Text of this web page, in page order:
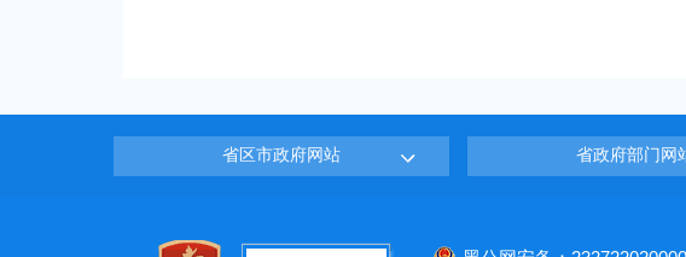
省区市政府网站 省政府部门网